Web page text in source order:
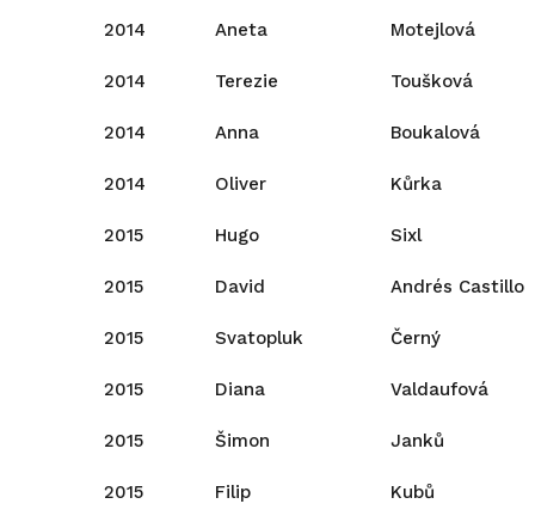
2014 Aneta Motejlová
2014 Terezie Toušková
2014 Anna Boukalová
2014 Oliver Kůrka
2015 Hugo Sixl
2015 David Andrés Castillo
2015 Svatopluk Černý
2015 Diana Valdaufová
2015 Šimon Janků
2015 Filip Kubů